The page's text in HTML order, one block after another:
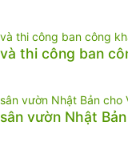
thi công ban
vườn Nhật